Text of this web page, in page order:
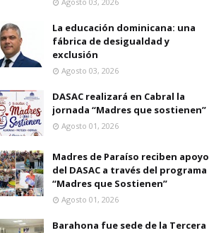
La educación dominicana: una
fábrica de desigualdad y
exclusión
Agosto 03, 2026
DASAC realizará en Cabral la
jornada “Madres que sostienen”
Agosto 01, 2026
Madres de Paraíso reciben apoyo
del DASAC a través del programa
“Madres que Sostienen”
Agosto 01, 2026
Barahona fue sede de la Tercera